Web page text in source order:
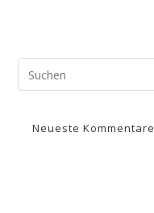
Neueste Kommentare